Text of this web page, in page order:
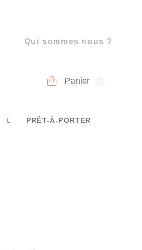
Qui sommes nous ?
Panier
PRÊT-À-PORTER